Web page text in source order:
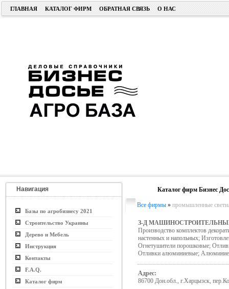
ГЛАВНАЯ КАТАЛОГ ФИРМ ОБРАТНАЯ СВЯЗЬ О НАС
Навигация
Базы по агробизнесу 2021
Строительство Украины
Дерево и Мебель
Инструкция
Контакты
F.A.Q.
Каталог фирм
Каталог фирм Бизнес
Все фирмы » промышленные
З-Д
Производство комплектов
настенных и напольных;
Огнетушители порошковые;
Отливки алюминиевые;
Адрес:
86700 Дон.обл., г.Харцызск,